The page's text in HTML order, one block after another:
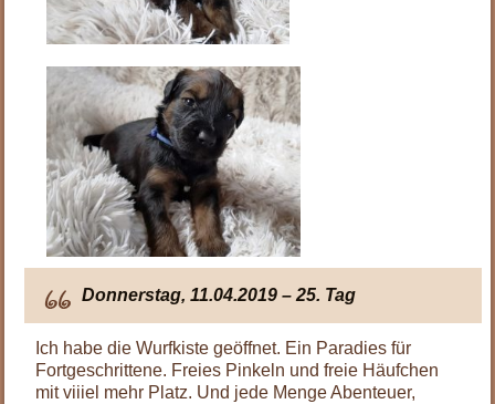
Donnerstag, 11.04.2019 – 25. Tag
Ich habe die Wurfkiste geöffnet. Ein Paradies für
Fortgeschrittene. Freies Pinkeln und freie Häufchen
mit viiiel mehr Platz. Und jede Menge Abenteuer,